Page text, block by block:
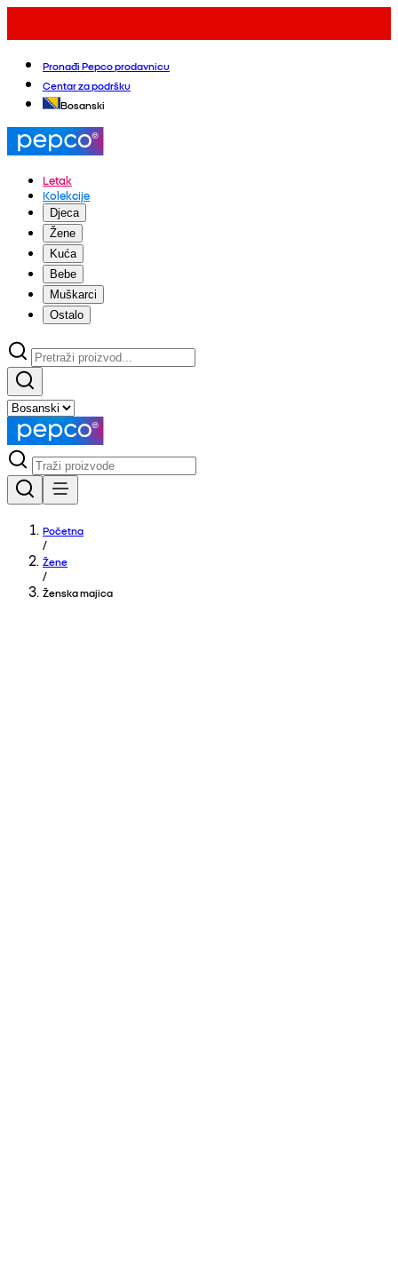
Pronađi Pepco prodavnicu
Centar za podršku
Bosanski
Letak
Kolekcije
Djeca
Žene
Kuća
Bebe
Muškarci
Ostalo
Početna
/
Žene
/
Ženska majica